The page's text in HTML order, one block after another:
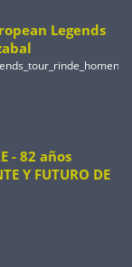
Legends
- 82 años
Y FUTURO DE